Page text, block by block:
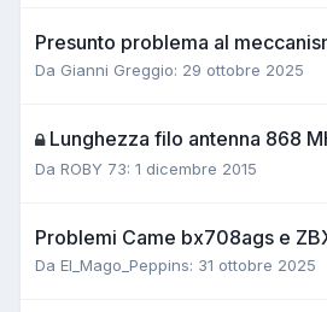
Presunto problema al
Da Gianni Greggio: 29 ottobre 2025
Lunghezza filo antenna 868
Da ROBY 73: 1 dicembre 2015
Problemi Came bx708ags e
Da El_Mago_Peppins: 31 ottobre 2025